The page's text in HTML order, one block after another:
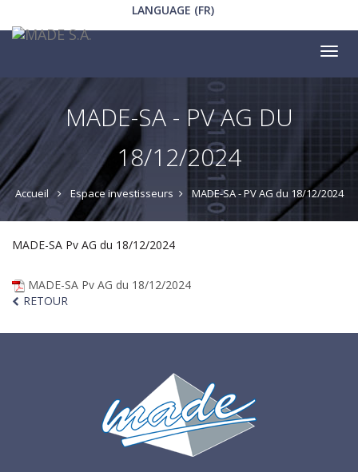
LANGUAGE (FR)
MADE-SA - PV AG DU
18/12/2024
Accueil Espace investisseurs MADE-SA - PV AG du 18/12/2024
MADE-SA Pv AG du 18/12/2024
MADE-SA Pv AG du 18/12/2024
RETOUR